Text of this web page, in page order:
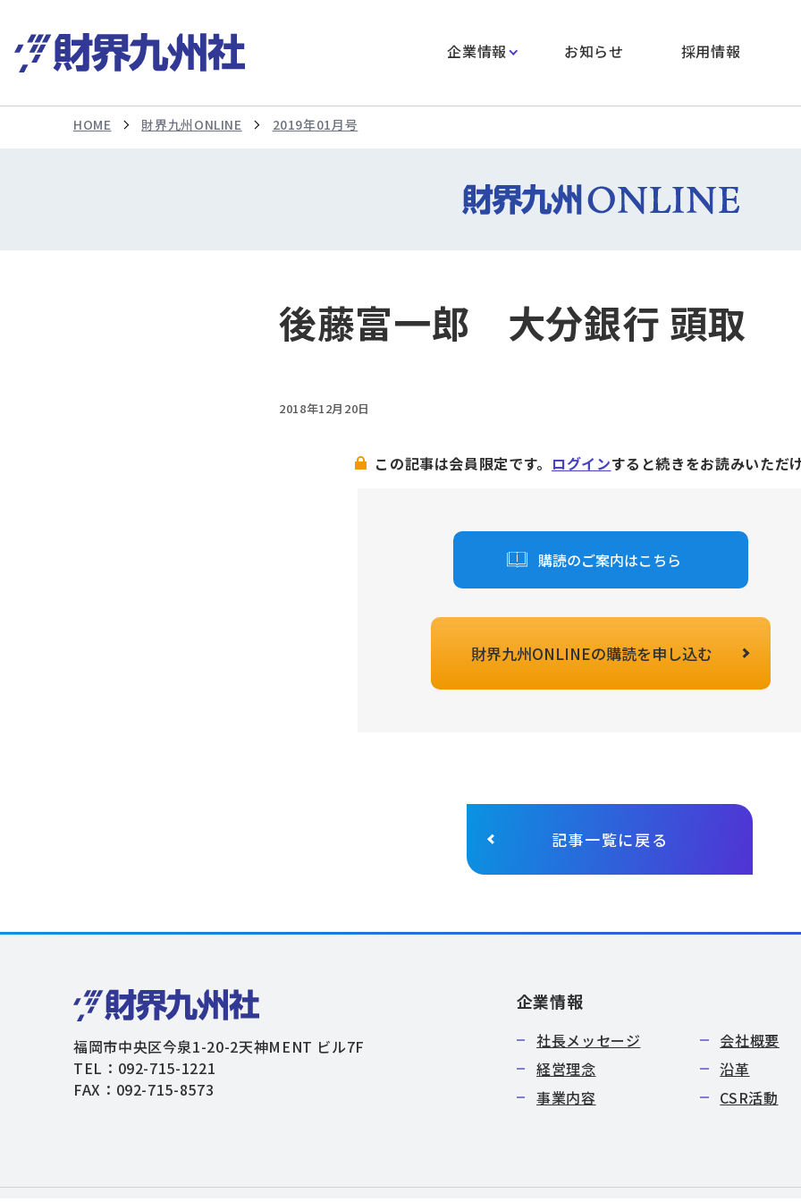
企業情報 お知らせ 採用情報
HOME 財界九州ONLINE 2019年01月号
後藤富一郎 大分銀行 頭取
2018年12月20日
この記事は会員限定です。 ログインすると続きをお読みいただけ
購読のご案内はこちら
財界九州ONLINEの購読を申し込む
記事一覧に戻る
福岡市中央区今泉1-20-2天神MENT ビル7F
TEL：092-715-1221
FAX：092-715-8573
企業情報
社長メッセージ
会社概要
経営理念
沿革
事業内容
CSR活動